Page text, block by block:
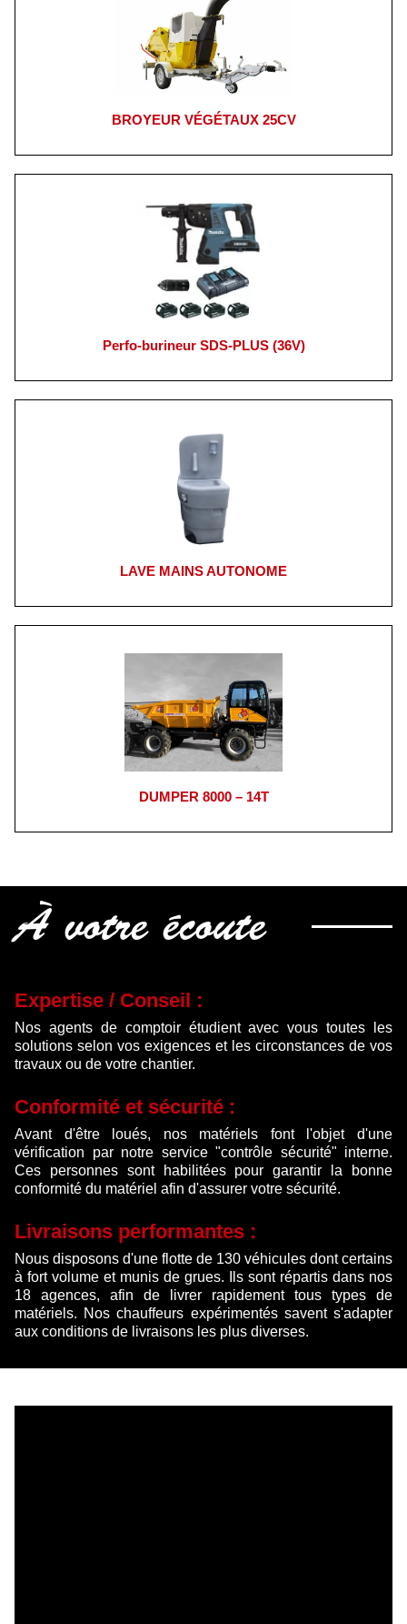
BROYEUR VÉGÉTAUX 25CV
Perfo-burineur SDS-PLUS (36V)
LAVE MAINS AUTONOME
DUMPER 8000 – 14T
À votre écoute
Expertise / Conseil :
Nos agents de comptoir étudient avec vous toutes les
solutions selon vos exigences et les circonstances de vos
travaux ou de votre chantier.
Conformité et sécurité :
Avant d'être loués, nos matériels font l'objet d'une
vérification par notre service "contrôle sécurité" interne.
Ces personnes sont habilitées pour garantir la bonne
conformité du matériel afin d'assurer votre sécurité.
Livraisons performantes :
Nous disposons d'une flotte de 130 véhicules dont certains
à fort volume et munis de grues. Ils sont répartis dans nos
18 agences, afin de livrer rapidement tous types de
matériels. Nos chauffeurs expérimentés savent s'adapter
aux conditions de livraisons les plus diverses.